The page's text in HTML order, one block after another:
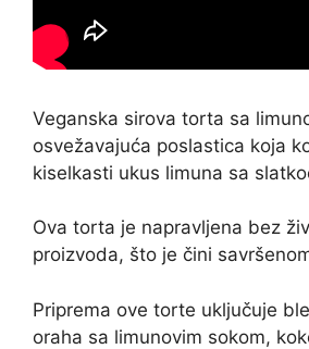
Veganska sirova torta sa
osvežavajuća poslastica koja
kiselkasti ukus limuna sa
Ova torta je napravljena bez
proizvoda, što je čini
Priprema ove torte uključuje
oraha sa limunovim sokom,